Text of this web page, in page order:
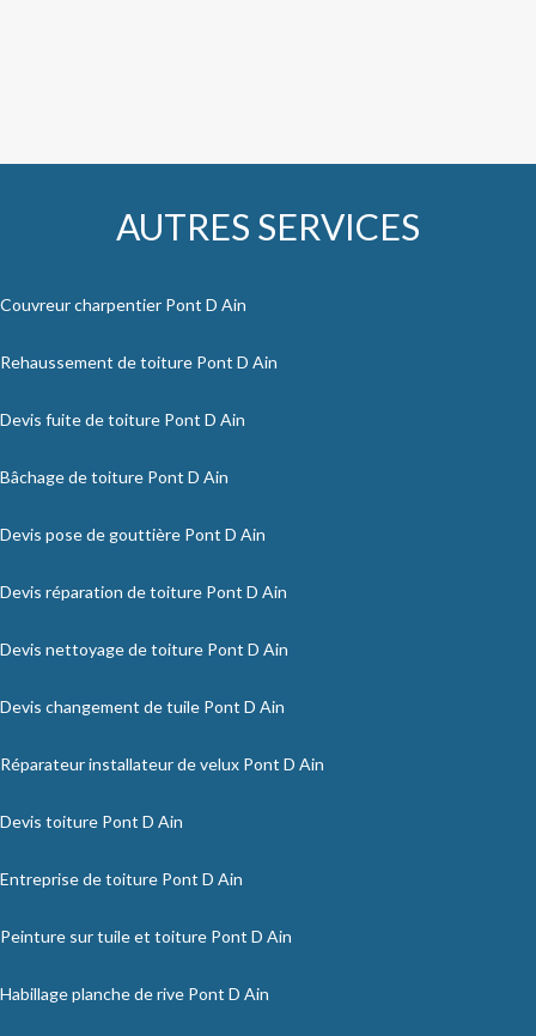
AUTRES SERVICES
Couvreur charpentier Pont D Ain
Rehaussement de toiture Pont D Ain
Devis fuite de toiture Pont D Ain
Bâchage de toiture Pont D Ain
Devis pose de gouttière Pont D Ain
Devis réparation de toiture Pont D Ain
Devis nettoyage de toiture Pont D Ain
Devis changement de tuile Pont D Ain
Réparateur installateur de velux Pont D Ain
Devis toiture Pont D Ain
Entreprise de toiture Pont D Ain
Peinture sur tuile et toiture Pont D Ain
Habillage planche de rive Pont D Ain